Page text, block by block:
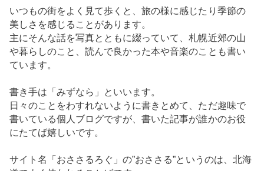
いつもの街をよく見て歩くと、旅の様に感じたり季節の
美しさを感じることがあります。
主にそんな話を写真とともに綴っていて、札幌近郊の山
や暮らしのこと、読んで良かった本や音楽のことも書い
ています。
書き手は「みずなら」といいます。
日々のことをわすれないように書きとめて、ただ趣味で
書いている個人ブログですが、書いた記事が誰かのお役
にたてば嬉しいです。
サイト名「おささるろぐ」の”おささる”というのは、北海